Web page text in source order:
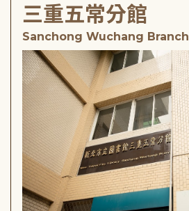
三重五常分館
Sanchong Wuchang Branch